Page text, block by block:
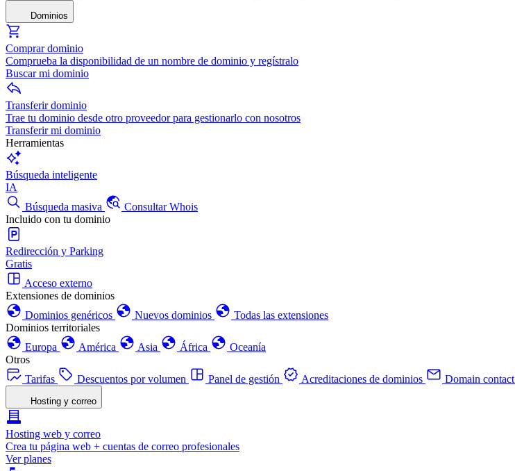
Dominios
Comprar dominio
Comprueba la disponibilidad de un nombre de dominio y regístralo
Buscar mi dominio
Transferir dominio
Trae tu dominio desde otro proveedor para gestionarlo con nosotros
Transferir mi dominio
Herramientas
Búsqueda inteligente
IA
Búsqueda masiva
Consultar Whois
Incluido con tu dominio
Redirección y Parking
Gratis
Acceso externo
Extensiones de dominios
Dominios genéricos
Nuevos dominios
Todas las extensiones
Dominios territoriales
Europa
América Asia África
Oceanía
Otros
Tarifas
Descuentos por volumen Panel de gestión Acreditaciones de dominios Domain contact
Hosting y correo
Hosting web y correo
Crea tu página web + cuentas de correo profesionales
Ver planes